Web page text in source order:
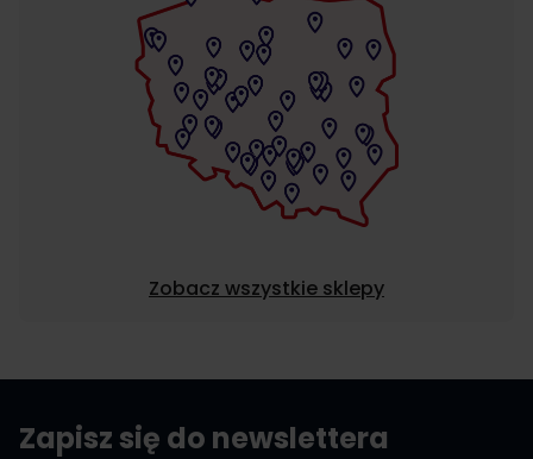
Zobacz wszystkie sklepy
Zapisz się do newslettera